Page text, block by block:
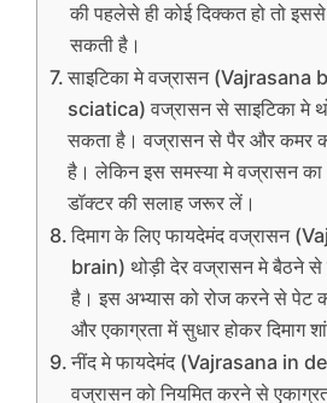
की पहलेसे ही कोई दिक्कत हो तो
सकती है।
साइटिका मे वज्रासन
sciatica) वज्रासन से साइटिका मे
सकता है। वज्रासन से पैर और कमर
है। लेकिन इस समस्या मे वज्रासन
डॉक्टर की सलाह जरूर लें।
दिमाग के लिए फायदेमंद वज्रासन
brain) थोड़ी देर वज्रासन मे बैठने से
है। इस अभ्यास को रोज करने से पेट
और एकाग्रता में सुधार होकर दिमाग
नींद मे फायदेमंद (Vajrasana in
वज्रासन को नियमित करने से